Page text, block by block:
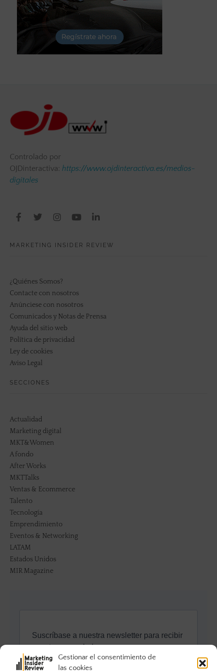
Gestionar el consentimiento de
las cookies
Controlado por
OJDinteractiva: https://www.ojdinteractiva.es/medios-
digitales
MARKETING INSIDER REVIEW
¿Quiénes Somos?
Contacte con nosotros
Anúnciese con nosotros
Comunicados y Notas de Prensa
Ayuda del sitio web
Política de privacidad
Ley de cookies
Aviso Legal
SECCIONES
Actualidad
Marketing digital
MKT&Women
A fondo
After Works
MKTTalks
Ventas & Ecommerce
Talento
Tecnología
Emprendimiento
Eventos & Networking
LATAM
Estados Unidos
MIR Magazine